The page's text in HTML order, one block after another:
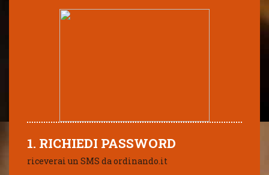
1. RICHIEDI PASSWORD
riceverai un SMS da ordinando.it